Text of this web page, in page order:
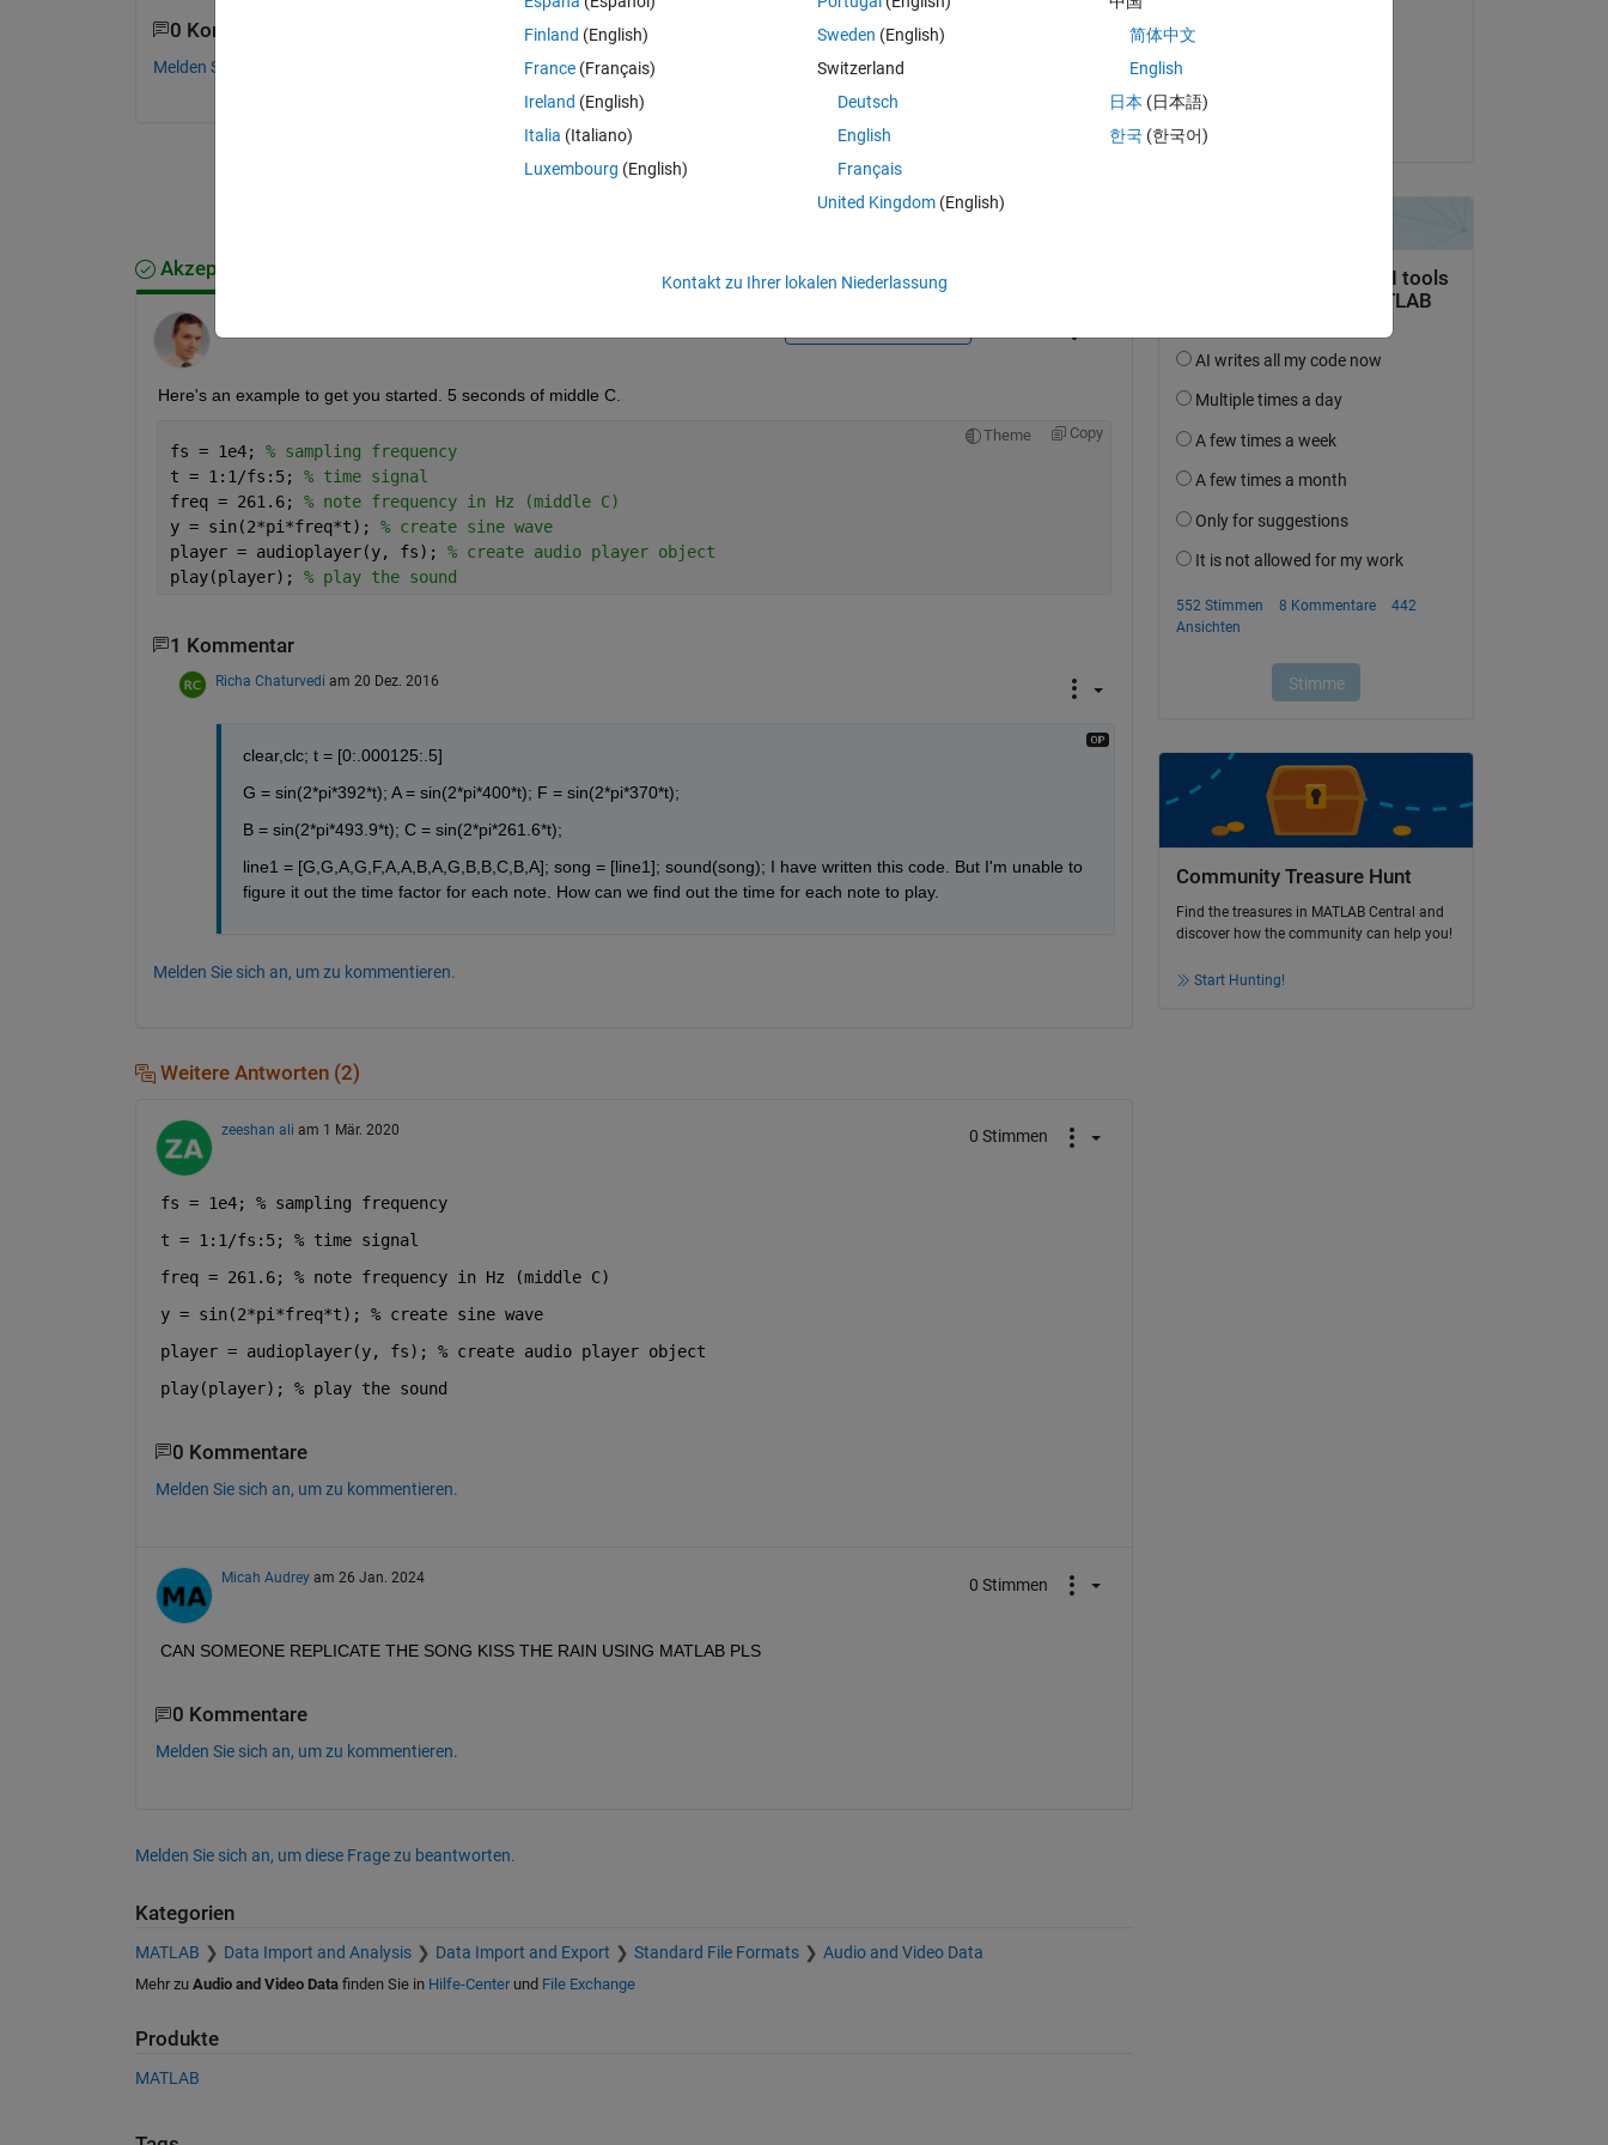
0 Kommentare
Melden Sie sich an, um zu kommentieren.
Melden Sie sich an, um diese Frage zu beantworten.
Weiterleiten Anmelden, um Aktivität zu verfolgen
Akzeptierte Antwort
Here's an example to get you started. 5 seconds of middle C.
Theme Copy
fs = 1e4; % sampling frequency
t = 1:1/fs:5; % time signal
freq = 261.6; % note frequency in Hz (middle C)
y = sin(2*pi*freq*t); % create sine wave
player = audioplayer(y, fs); % create audio player object
play(player); % play the sound
1 Kommentar
Richa Chaturvedi am 20 Dez. 2016
clear,clc; t = [0:.000125:.5]
G = sin(2*pi*392*t); A = sin(2*pi*400*t); F = sin(2*pi*370*t);
B = sin(2*pi*493.9*t); C = sin(2*pi*261.6*t);
line1 = [G,G,A,G,F,A,A,B,A,G,B,B,C,B,A]; song = [line1]; sound(song); I have written this code. But I'm unable to
figure it out the time factor for each note. How can we find out the time for each note to play.
Melden Sie sich an, um zu kommentieren.
Weitere Antworten (2)
zeeshan ali am 1 Mär. 2020 0 Stimmen
fs = 1e4; % sampling frequency
t = 1:1/fs:5; % time signal
freq = 261.6; % note frequency in Hz (middle C)
y = sin(2*pi*freq*t); % create sine wave
player = audioplayer(y, fs); % create audio player object
play(player); % play the sound
0 Kommentare
Melden Sie sich an, um zu kommentieren.
Micah Audrey am 26 Jan. 2024 0 Stimmen
CAN SOMEONE REPLICATE THE SONG KISS THE RAIN USING MATLAB PLS
0 Kommentare
Melden Sie sich an, um zu kommentieren.
Melden Sie sich an, um diese Frage zu beantworten.
Kategorien
MATLAB Data Import and Analysis Data Import and Export Standard File Formats Audio and Video Data
Mehr zu Audio and Video Datafinden Sie in Hilfe-Centerund File Exchange
Produkte
MATLAB
am 26 Jan. 2024
Akzeptiert:
Community Treasure Hunt
Find the treasures in MATLAB Central and
discover how the community can help you!
Start Hunting!
Finland (English)
France (Français)
Ireland (English)
Italia (Italiano)
Luxembourg (English)
Sweden (English)
Switzerland
Deutsch
English
Français
United Kingdom(English)
简体中文
English
日本 (日本語)
한국 (한국어)
Kontakt zu Ihrer lokalen Niederlassung